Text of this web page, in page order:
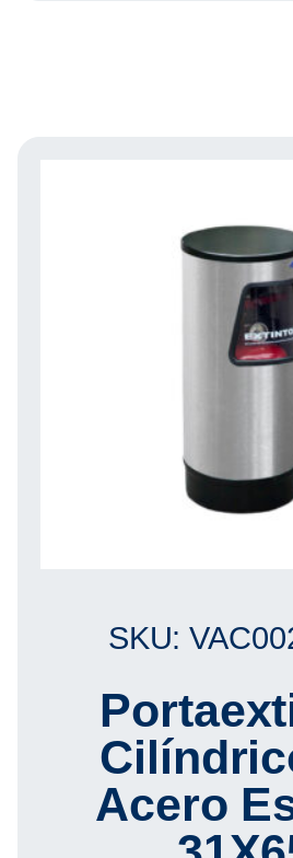
SKU:
Acero